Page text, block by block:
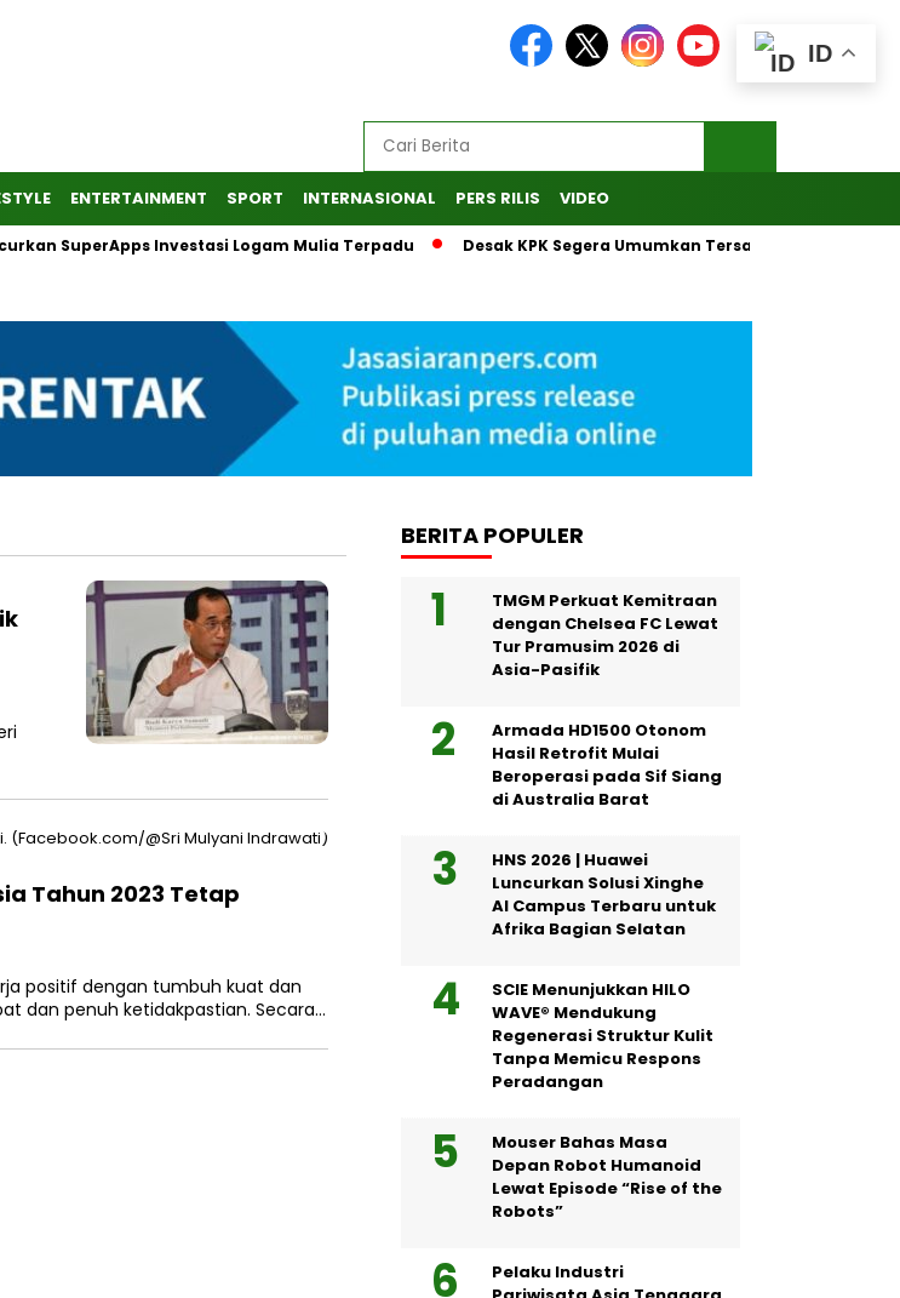
ENTERTAINMENT SPORT INTERNASIONAL PERS RILIS VIDEO
SuperApps Investasi Logam Mulia Terpadu Desak KPK Segera Umumkan Tersangka, MAKI
Tahun 2023 Tetap
positif dengan tumbuh kuat dan
dan penuh ketidakpastian. Secara…
BERITA POPULER
TMGM Perkuat Kemitraan
dengan Chelsea FC Lewat
Tur Pramusim 2026 di
Asia-Pasifik
Armada HD1500 Otonom
Hasil Retrofit Mulai
Beroperasi pada Sif Siang
di Australia Barat
HNS 2026 | Huawei
Luncurkan Solusi Xinghe
AI Campus Terbaru untuk
Afrika Bagian Selatan
SCIE Menunjukkan HILO
WAVE® Mendukung
Regenerasi Struktur Kulit
Tanpa Memicu Respons
Peradangan
Mouser Bahas Masa
Depan Robot Humanoid
Lewat Episode “Rise of the
Robots”
Pelaku Industri
ID